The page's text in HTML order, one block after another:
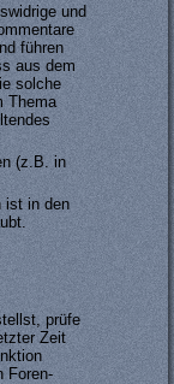
und
führen
aus dem
solche
Thema
(z.B. in
ist in den
prüfe
Zeit
Foren-